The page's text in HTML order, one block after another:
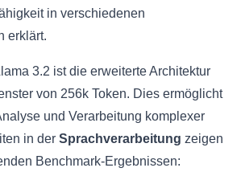
in verschiedenen
erklärt.
3.2 ist die erweiterte Architektur
von 256k Token. Dies ermöglicht
und Verarbeitung komplexer
in der Sprachverarbeitung zeigen
Benchmark-Ergebnissen: